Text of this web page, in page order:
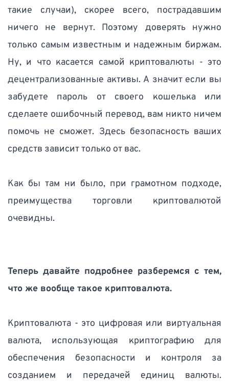
такие случаи), скорее всего, пострадавшим
ничего не вернут. Поэтому доверять нужно
только самым известным и надежным биржам.
Ну, и что касается самой криптовалюты - это
децентрализованные активы. А значит если вы
забудете пароль от своего кошелька или
сделаете ошибочный перевод, вам никто ничем
помочь не сможет. Здесь безопасность ваших
средств зависит только от вас.
Как бы там ни было, при грамотном подходе,
преимущества торговли криптовалютой
очевидны.
Теперь давайте подробнее разберемся с тем,
что же вообще такое криптовалюта.
Криптовалюта - это цифровая или виртуальная
валюта, использующая криптографию для
обеспечения безопасности и контроля за
созданием и передачей единиц валюты.